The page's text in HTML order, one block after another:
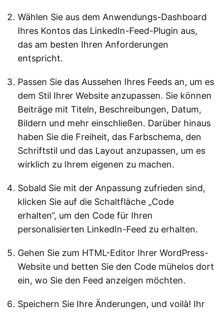
Wählen Sie aus dem Anwendungs-Dashboard
Ihres Kontos das LinkedIn-Feed-Plugin aus,
das am besten Ihren Anforderungen
entspricht.
Passen Sie das Aussehen Ihres Feeds an, um es
dem Stil Ihrer Website anzupassen. Sie können
Beiträge mit Titeln, Beschreibungen, Datum,
Bildern und mehr einschließen. Darüber hinaus
haben Sie die Freiheit, das Farbschema, den
Schriftstil und das Layout anzupassen, um es
wirklich zu Ihrem eigenen zu machen.
Sobald Sie mit der Anpassung zufrieden sind,
klicken Sie auf die Schaltfläche „Code
erhalten“, um den Code für Ihren
personalisierten LinkedIn-Feed zu erhalten.
Gehen Sie zum HTML-Editor Ihrer WordPress-
Website und betten Sie den Code mühelos dort
ein, wo Sie den Feed anzeigen möchten.
Speichern Sie Ihre Änderungen, und voilà! Ihr